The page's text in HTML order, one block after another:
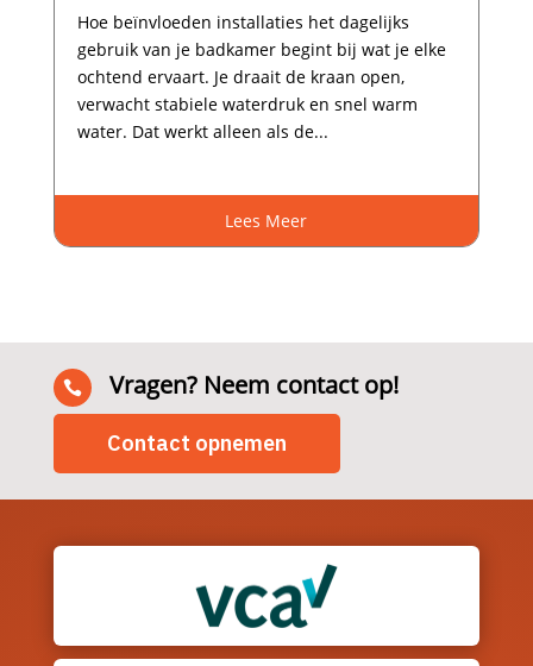
Hoe beïnvloeden installaties het dagelijks
gebruik van je badkamer begint bij wat je elke
ochtend ervaart.​ Je draait de kraan open,
verwacht stabiele waterdruk en snel warm
water.​ Dat werkt alleen als de...
Lees Meer
 Vragen? Neem contact op!
Contact opnemen